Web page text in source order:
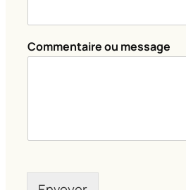
*
N
Commentaire ou message